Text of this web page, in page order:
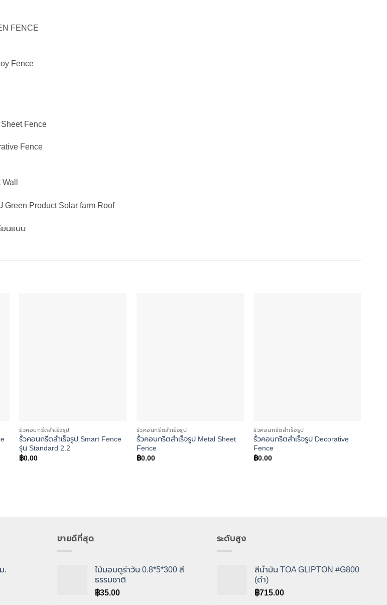
FENCE
Fence
Fence
Fence
Green Product Solar farm Roof
ยนแบบ
รั้วคอนกรีตสำเร็จรูป
รั้วคอนกรีตสำเร็จรูป Smart Fence
รุ่น Standard 2.2
฿0.00
รั้วคอนกรีตสำเร็จรูป
รั้วคอนกรีตสำเร็จรูป Metal Sheet
Fence
฿0.00
รั้วคอนกรีตสำเร็จรูป
รั้วคอนกรีตสำเร็จรูป Decorative
Fence
฿0.00
.
ขายดีที่สุด
ไม้มอบดูร่าวัน 0.8*5*300 สี
ธรรมชาติ
฿35.00
ระดับสูง
สีน้ำมัน TOA GLIPTON #G800
(ดำ)
฿715.00